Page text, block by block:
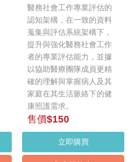
醫務社會工作專業評估的
認知架構，在一致的資料
蒐集與評估系統架構下，
提升與強化醫務社會工作
者的專業評估能力，並據
以協助醫療團隊成員更精
確的理解與掌握病人及其
家庭在其生活脈絡下的健
康照護需求。
售價$150
立即購買